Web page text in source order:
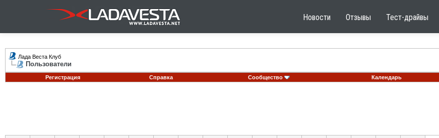
Новости Отзывы Тест-драйвы
Лада Веста Клуб
Пользователи
Регистрация
Справка Сообщество Календарь